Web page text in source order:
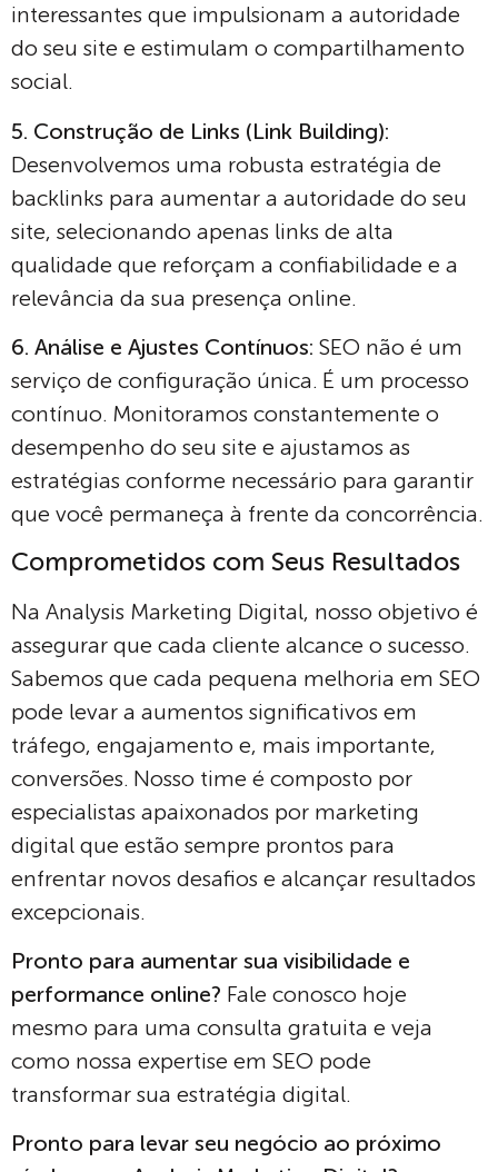
interessantes que impulsionam a autoridade
do seu site e estimulam o compartilhamento
social.
5. Construção de Links (Link Building):
Desenvolvemos uma robusta estratégia de
backlinks para aumentar a autoridade do seu
site, selecionando apenas links de alta
qualidade que reforçam a confiabilidade e a
relevância da sua presença online.
6. Análise e Ajustes Contínuos: SEO não é um
serviço de configuração única. É um processo
contínuo. Monitoramos constantemente o
desempenho do seu site e ajustamos as
estratégias conforme necessário para garantir
que você permaneça à frente da concorrência.
Comprometidos com Seus Resultados
Na Analysis Marketing Digital, nosso objetivo é
assegurar que cada cliente alcance o sucesso.
Sabemos que cada pequena melhoria em SEO
pode levar a aumentos significativos em
tráfego, engajamento e, mais importante,
conversões. Nosso time é composto por
especialistas apaixonados por marketing
digital que estão sempre prontos para
enfrentar novos desafios e alcançar resultados
excepcionais.
Pronto para aumentar sua visibilidade e
performance online? Fale conosco hoje
mesmo para uma consulta gratuita e veja
como nossa expertise em SEO pode
transformar sua estratégia digital.
Pronto para levar seu negócio ao próximo